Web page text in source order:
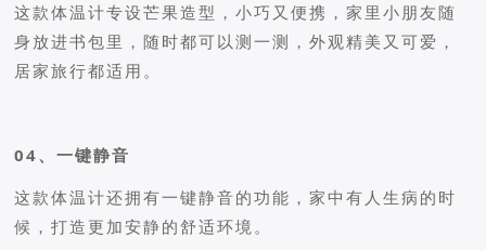
这款体温计专设芒果造型，小巧又便携，家里小朋友随
身放进书包里，随时都可以测一测，外观精美又可爱，
居家旅行都适用。
04、一键静音
这款体温计还拥有一键静音的功能，家中有人生病的时
候，打造更加安静的舒适环境。